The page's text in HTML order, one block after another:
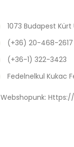
1073 Budapest
(+36) 20-468-2617
(+36-1) 322-3423
Fedelnelkul Kukac
Webshopunk: